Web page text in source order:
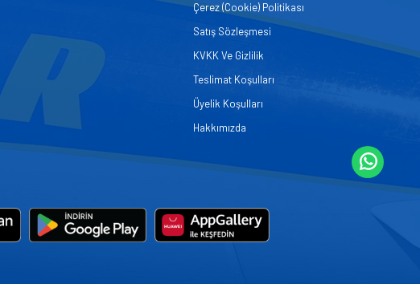
Çerez (Cookie) Politikası
Satış Sözleşmesi
KVKK Ve Gizlilik
Teslimat Koşulları
Üyelik Koşulları
Hakkımızda